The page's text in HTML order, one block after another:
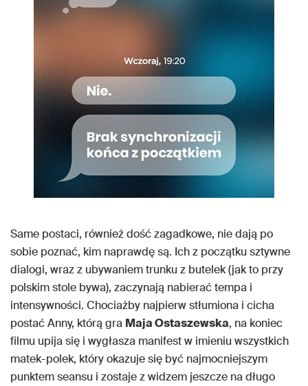
Same postaci, również dość zagadkowe, nie dają po
sobie poznać, kim naprawdę są. Ich z początku sztywne
dialogi, wraz z ubywaniem trunku z butelek (jak to przy
polskim stole bywa), zaczynają nabierać tempa i
intensywności. Chociażby najpierw stłumiona i cicha
postać Anny, którą gra Maja Ostaszewska, na koniec
filmu upija się i wygłasza manifest w imieniu wszystkich
matek-polek, który okazuje się być najmocniejszym
punktem seansu i zostaje z widzem jeszcze na długo